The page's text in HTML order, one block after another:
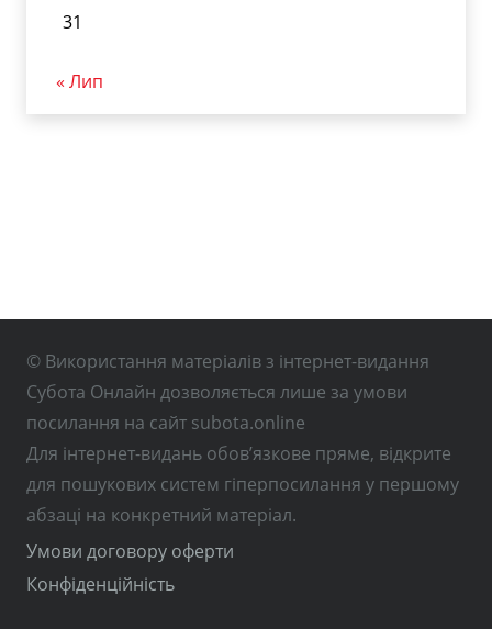
31
« Лип
© Використання матеріалів з інтернет-видання
Субота Онлайн дозволяється лише за умови
посилання на сайт subota.online
Для інтернет-видань обов’язкове пряме, відкрите
для пошукових систем гіперпосилання у першому
абзаці на конкретний матеріал.
Умови договору оферти
Конфіденційність